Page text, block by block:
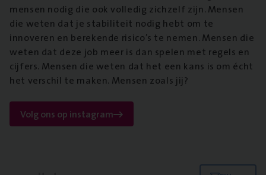
mensen nodig die ook volledig zichzelf zijn. Mensen
die weten dat je stabiliteit nodig hebt om te
innoveren en berekende risico’s te nemen. Mensen die
weten dat deze job meer is dan spelen met regels en
cijfers. Mensen die weten dat het een kans is om écht
het verschil te maken. Mensen zoals jij?
Volg ons op instagram